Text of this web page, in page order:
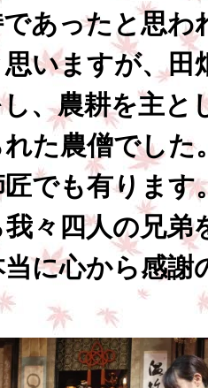
あったと思わ
いますが、田
、農耕を主と
た農僧でした
でも有ります
々四人の兄弟
に心から感謝